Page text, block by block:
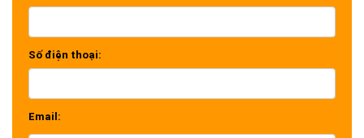
Số điện thoại:
Email: